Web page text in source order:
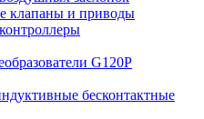
клапаны и приводы
G120P
бесконтактные